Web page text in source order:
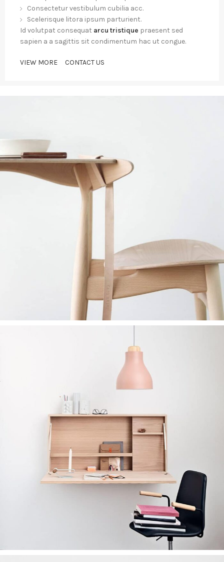
Consectetur vestibulum cubilia acc.
Scelerisque litora ipsum parturient.
Id volutpat consequat arcu tristique praesent sed
sapien a a sagittis sit condimentum hac ut congue.
VIEW MORE CONTACT US